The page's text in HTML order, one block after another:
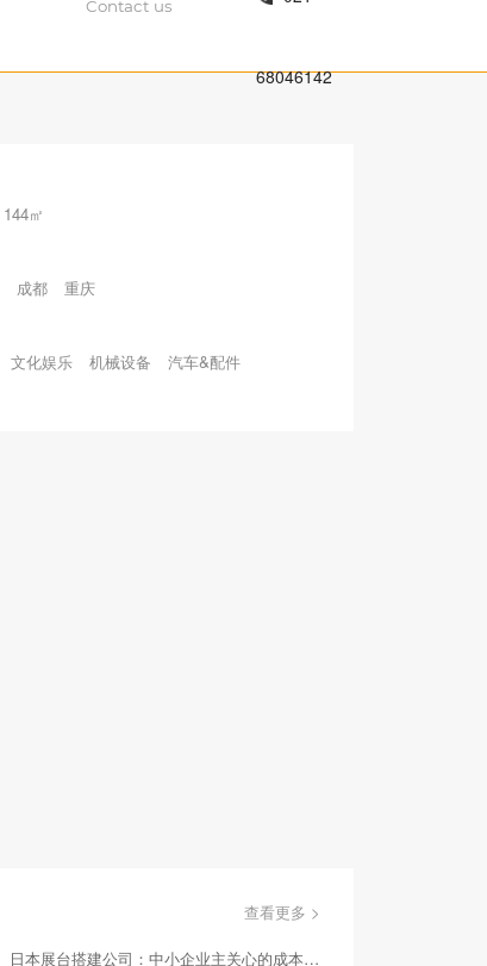
Contact us
68046142
144㎡
成都 重庆
文化娱乐 机械设备
汽车&配件
查看更多 >
日本展台搭建公司：中小企业主关心的成本效益问答